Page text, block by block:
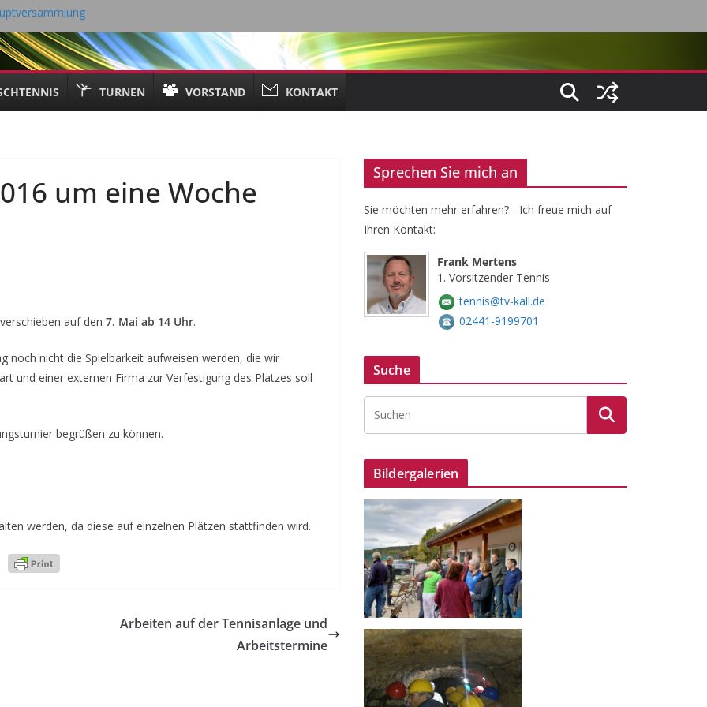
18.05.2026
Tischtennis – TV Kall
TURNEN VORSTAND KONTAKT
um eine Woche
auf den 7. Mai ab 14 Uhr.
noch nicht die Spielbarkeit aufweisen werden, die wir
und einer externen Firma zur Verfestigung des Platzes soll
begrüßen zu können.
werden, da diese auf einzelnen Plätzen stattfinden wird.
Arbeiten auf der Tennisanlage und
Arbeitstermine
Sprechen Sie mich an
Sie möchten mehr erfahren? - Ich freue mich auf
Ihren Kontakt:
Frank Mertens
1. Vorsitzender Tennis
tennis@tv-kall.de
02441-9199701
Suche
Bildergalerien